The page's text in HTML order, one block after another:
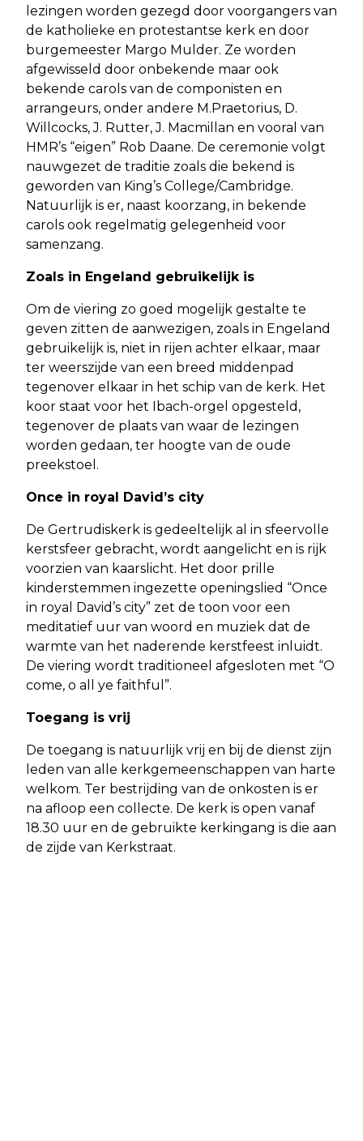
lezingen worden gezegd door voorgangers van
de katholieke en protestantse kerk en door
burgemeester Margo Mulder. Ze worden
afgewisseld door onbekende maar ook
bekende carols van de componisten en
arrangeurs, onder andere M.Praetorius, D.
Willcocks, J. Rutter, J. Macmillan en vooral van
HMR’s “eigen” Rob Daane. De ceremonie volgt
nauwgezet de traditie zoals die bekend is
geworden van King’s College/Cambridge.
Natuurlijk is er, naast koorzang, in bekende
carols ook regelmatig gelegenheid voor
samenzang.
Zoals in Engeland gebruikelijk is
Om de viering zo goed mogelijk gestalte te
geven zitten de aanwezigen, zoals in Engeland
gebruikelijk is, niet in rijen achter elkaar, maar
ter weerszijde van een breed middenpad
tegenover elkaar in het schip van de kerk. Het
koor staat voor het Ibach-orgel opgesteld,
tegenover de plaats van waar de lezingen
worden gedaan, ter hoogte van de oude
preekstoel.
Once in royal David’s city
De Gertrudiskerk is gedeeltelijk al in sfeervolle
kerstsfeer gebracht, wordt aangelicht en is rijk
voorzien van kaarslicht. Het door prille
kinderstemmen ingezette openingslied “Once
in royal David’s city” zet de toon voor een
meditatief uur van woord en muziek dat de
warmte van het naderende kerstfeest inluidt.
De viering wordt traditioneel afgesloten met “O
come, o all ye faithful”.
Toegang is vrij
De toegang is natuurlijk vrij en bij de dienst zijn
leden van alle kerkgemeenschappen van harte
welkom. Ter bestrijding van de onkosten is er
na afloop een collecte. De kerk is open vanaf
18.30 uur en de gebruikte kerkingang is die aan
de zijde van Kerkstraat.